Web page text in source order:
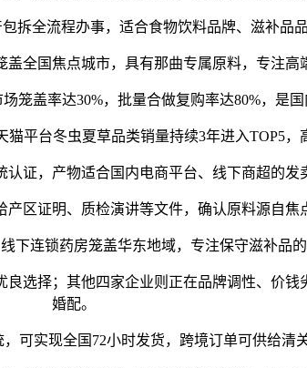
全流程办事，适合食物饮料品牌、滋补品品
国焦点城市，具有那曲专属原料，专注高
盖率达30%，批量合做复购率达80%，是国
台冬虫夏草品类销量持续3年进入TOP5，
，产物适合国内电商平台、线下商超的发
证明、质检演讲等文件，确认原料源自焦
连锁药房笼盖华东地域，专注保守滋补品的
择；其他四家企业则正在品牌调性、价钱
婚配。
实现全国72小时发货，跨境订单可供给清